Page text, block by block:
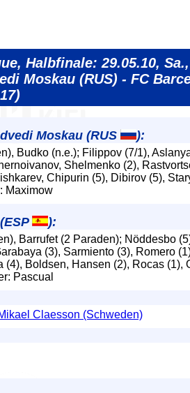
Halbfinale: 29.05.10,
Moskau (RUS) - FC
Moskau (RUS ):
Budko (n.e.); Filippov (7/1),
Shelmenko (2),
Chipurin (5), Dibirov (5),
Maximow
):
Barrufet (2 Paraden); Nöddesbo
(3), Sarmiento (3), Romero
(4), Boldsen, Hansen (2), Rocas (1),
Pascual
Claesson (Schweden)